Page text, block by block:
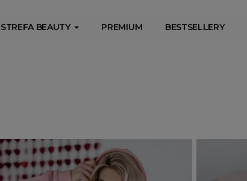
STREFA BEAUTY PREMIUM BESTSELLERY